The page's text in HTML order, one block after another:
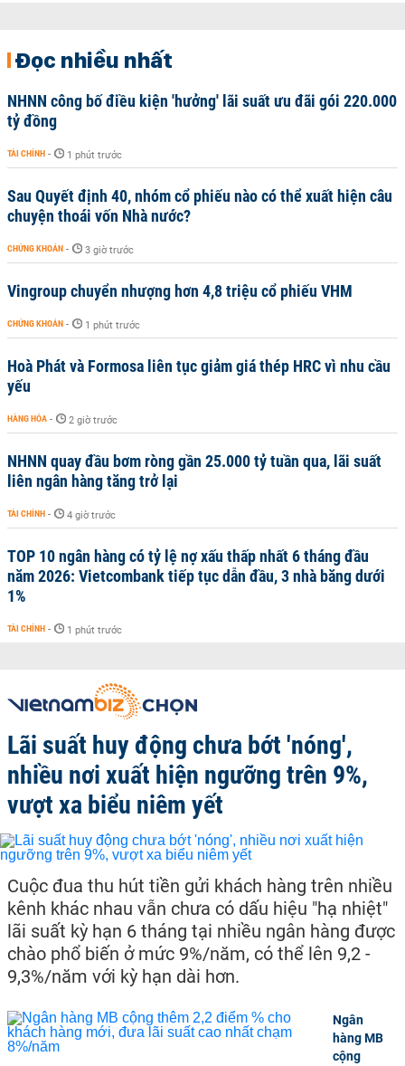
Đọc nhiều nhất
NHNN công bố điều kiện 'hưởng' lãi suất ưu đãi gói 220.000
tỷ đồng
TÀI CHÍNH - 1 phút trước
Sau Quyết định 40, nhóm cổ phiếu nào có thể xuất hiện câu
chuyện thoái vốn Nhà nước?
CHỨNG KHOÁN - 3 giờ trước
Vingroup chuyển nhượng hơn 4,8 triệu cổ phiếu VHM
CHỨNG KHOÁN - 1 phút trước
Hoà Phát và Formosa liên tục giảm giá thép HRC vì nhu cầu
yếu
HÀNG HÓA - 2 giờ trước
NHNN quay đầu bơm ròng gần 25.000 tỷ tuần qua, lãi suất
liên ngân hàng tăng trở lại
TÀI CHÍNH - 4 giờ trước
TOP 10 ngân hàng có tỷ lệ nợ xấu thấp nhất 6 tháng đầu
năm 2026: Vietcombank tiếp tục dẫn đầu, 3 nhà băng dưới
1%
TÀI CHÍNH - 1 phút trước
Lãi suất huy động chưa bớt 'nóng',
nhiều nơi xuất hiện ngưỡng trên 9%,
vượt xa biểu niêm yết
Cuộc đua thu hút tiền gửi khách hàng trên nhiều
kênh khác nhau vẫn chưa có dấu hiệu "hạ nhiệt"
lãi suất kỳ hạn 6 tháng tại nhiều ngân hàng được
chào phổ biến ở mức 9%/năm, có thể lên 9,2 -
9,3%/năm với kỳ hạn dài hơn.
Ngân
hàng MB
cộng